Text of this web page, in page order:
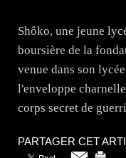
Shôko, une jeune
boursière de la
venue dans son
l'enveloppe
corps secret de
PARTAGER CET